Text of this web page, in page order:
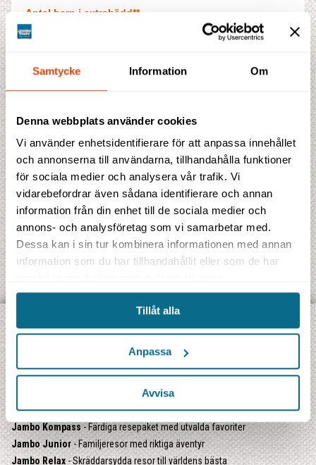
Samtycke Information Om
Denna webbplats använder cookies
Vi använder enhetsidentifierare för att anpassa innehållet
och annonserna till användarna, tillhandahålla funktioner
för sociala medier och analysera vår trafik. Vi
vidarebefordrar även sådana identifierare och annan
information från din enhet till de sociala medier och
annons- och analysföretag som vi samarbetar med.
Dessa kan i sin tur kombinera informationen med annan
information som du har tillhandahållit eller som de har
Tillåt alla
Anpassa
Avvisa
Antal barn i extrabädd**
Antal enkelrum
Antal nätter
UPPTÄCK VÅRA OLIKA TYPER AV RESOR:
- Gruppresor på svenska
Jambo Safari- Safariresor på riktigt
- Äventyrsresor i internationell grupp
Jambo Kryssning- Utvalda kryssningar i litet format
Jambo Kompass- Färdiga resepaket med utvalda favoriter
Jambo Junior- Familjeresor med riktiga äventyr
Jambo Relax- Skräddarsydda resor till världens bästa